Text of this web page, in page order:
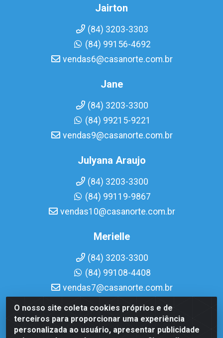
O nosso site coleta cookies próprios e de
terceiros para proporcionar uma experiência
personalizada ao usuário, apresentar publicidade
Jairton
(84) 3203-3303
(84) 99156-4692
vendas6@casanorte.com.br
Jane
(84) 3203-3300
(84) 99215-9221
vendas9@casanorte.com.br
Julyana Araujo
(84) 3203-3300
(84) 99119-9867
vendas10@casanorte.com.br
Merielle
(84) 3203-3300
(84) 99108-4408
vendas7@casanorte.com.br
Casa Norte LTDA - Av. Interventor Mário Câmara, 1815 -
Dix-Sept Rosado, Natal/RN - CEP 59054-600 - CNPJ
08.713.513/0001-51